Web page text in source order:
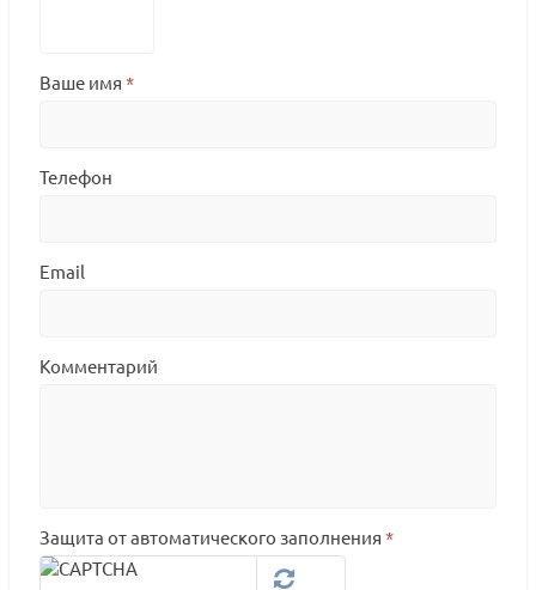
Ваше имя *
Телефон
Email
Комментарий
Защита от автоматического заполнения *